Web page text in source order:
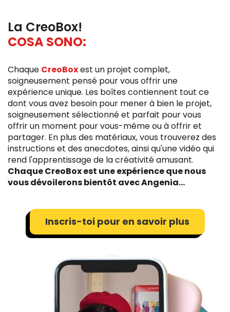
La CreoBox!
COSA SONO:
Chaque CreoBoxest un projet complet,
soigneusement pensé pour vous offrir une
expérience unique. Les boîtes contiennent tout ce
dont vous avez besoin pour mener à bien le projet,
soigneusement sélectionné et parfait pour vous
offrir un moment pour vous-même ou à offrir et
partager. En plus des matériaux, vous trouverez des
instructions et des anecdotes, ainsi qu'une vidéo qui
rend l'apprentissage de la créativité amusant.
Chaque CreoBox est une expérience que nous
vous dévoilerons bientôt avec Angenia...
Inscris-toi pour en savoir plus